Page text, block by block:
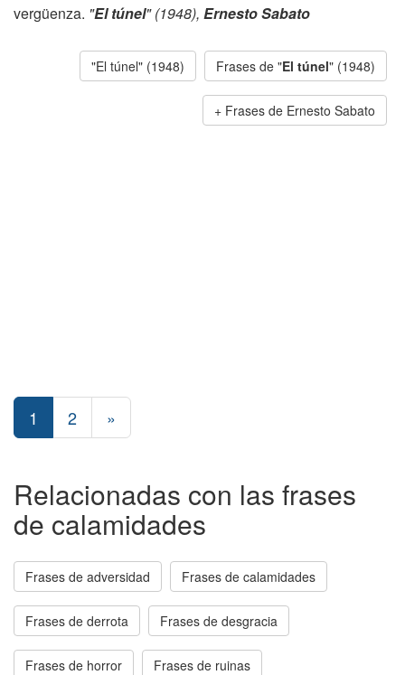
vergüenza. "El túnel" (1948), Ernesto Sabato
"El túnel" (1948) Frases de "El túnel" (1948)
Frases de Ernesto Sabato
1 2 »
Relacionadas con las frases
de calamidades
Frases de adversidad Frases de calamidades
Frases de derrota Frases de desgracia
Frases de horror Frases de ruinas